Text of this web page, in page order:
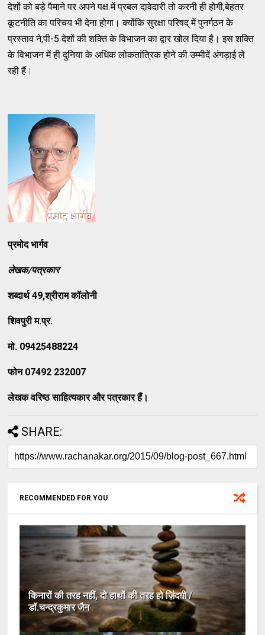
देशों को बड़े पैमाने पर अपने पक्ष में प्रबल दावेदारी तो करनी ही होगी,बेहतर
कूटनीति का परिचय भी देना होगा। क्योंकि सुरक्षा परिषद् में पुनर्गठन के
प्रस्ताव ने,पी-5 देशों की शक्ति के विभाजन का द्वार खोल दिया है। इस शक्ति
के विभाजन में ही दुनिया के अधिक लोकतांत्रिक होने की उम्मीदें अंगड़ाई ले
रही हैं।
प्रमोद भार्गव
लेखक/पत्रकार
शब्दार्थ49,श्रीराम कॉलोनी
शिवपुरी म.प्र.
मो. 09425488224
फोन07492 232007
लेखक वरिष्ठ साहित्यकार और पत्रकार हैं।
SHARE:
RECOMMENDED FOR YOU
किनारों की तरह नहीं, दो हाथों की तरह हो ज़िंदगी /
डॉ.चन्द्रकुमार जैन